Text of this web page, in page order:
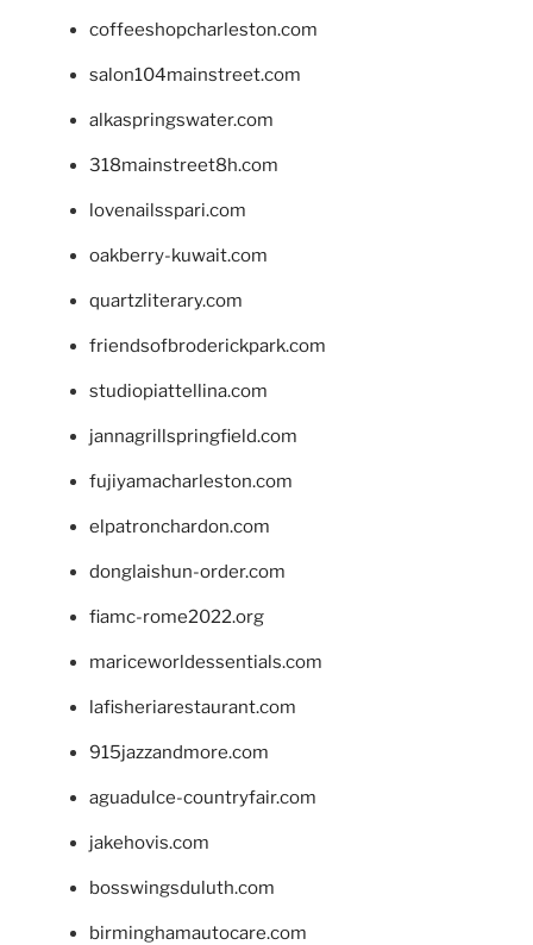
coffeeshopcharleston.com
salon104mainstreet.com
alkaspringswater.com
318mainstreet8h.com
lovenailsspari.com
oakberry-kuwait.com
quartzliterary.com
friendsofbroderickpark.com
studiopiattellina.com
jannagrillspringfield.com
fujiyamacharleston.com
elpatronchardon.com
donglaishun-order.com
fiamc-rome2022.org
mariceworldessentials.com
lafisheriarestaurant.com
915jazzandmore.com
aguadulce-countryfair.com
jakehovis.com
bosswingsduluth.com
birminghamautocare.com